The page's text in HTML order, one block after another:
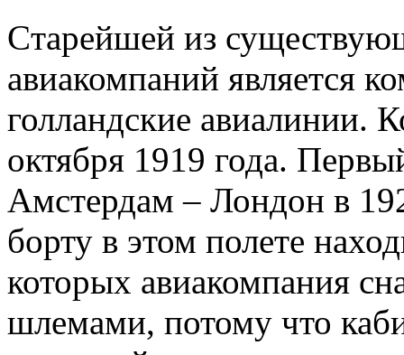
Cтарейшей из
авиакомпаний является
голландские авиалинии.
октября 1919 года.
Амстердам – Лондон в
борту в этом полете
которых авиакомпания
шлемами, потому что